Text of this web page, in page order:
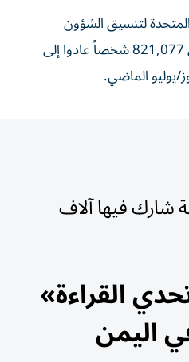
لتنسيق الشؤون
الإنسانية (أوتشا)، في تقرير أن 821,077 شخصاً عادوا إلى
شارك فيها آلاف
القراءة»
اليمن